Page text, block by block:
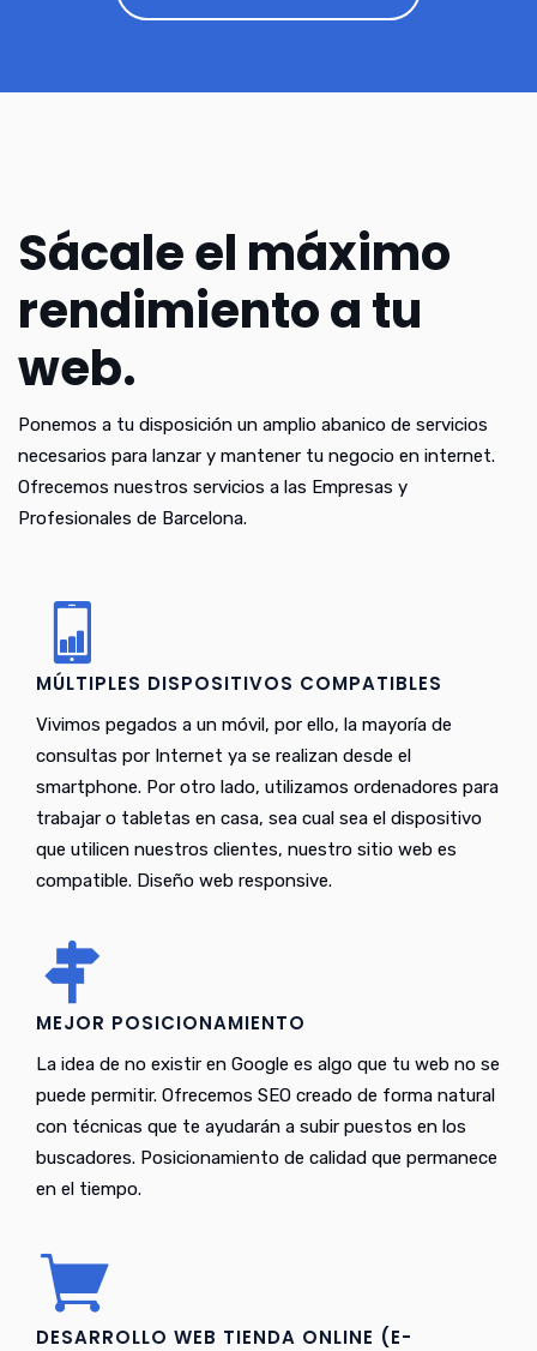
Sácale el máximo
rendimiento a tu
web.
Ponemos a tu disposición un amplio abanico de servicios
necesarios para lanzar y mantener tu negocio en internet.
Ofrecemos nuestros servicios a las Empresas y
Profesionales de Barcelona.
MÚLTIPLES DISPOSITIVOS COMPATIBLES
Vivimos pegados a un móvil, por ello, la mayoría de
consultas por Internet ya se realizan desde el
smartphone. Por otro lado, utilizamos ordenadores para
trabajar o tabletas en casa, sea cual sea el dispositivo
que utilicen nuestros clientes, nuestro sitio web es
compatible. Diseño web responsive.
MEJOR POSICIONAMIENTO
La idea de no existir en Google es algo que tu web no se
puede permitir. Ofrecemos SEO creado de forma natural
con técnicas que te ayudarán a subir puestos en los
buscadores. Posicionamiento de calidad que permanece
en el tiempo.
DESARROLLO WEB TIENDA ONLINE (E-